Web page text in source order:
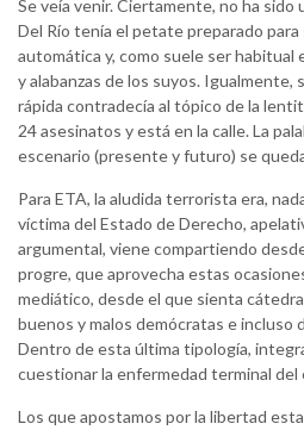
Se veía venir. Ciertamente, no ha sido
Del Río tenía el petate preparado para
automática y, como suele ser
y alabanzas de los suyos.
rápida contradecía al tópico de la
24 asesinatos y está en la calle. La
escenario (presente y futuro) se
Para ETA, la aludida terrorista era,
víctima del Estado de Derecho,
argumental, viene compartiendo
progre, que aprovecha estas
mediático, desde el que sienta
buenos y malos demócratas e incluso
Dentro de esta última tipología,
cuestionar la enfermedad terminal del
Los que apostamos por la libertad